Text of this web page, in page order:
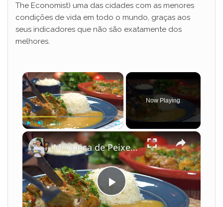
The Economist) uma das cidades com as menores
condições de vida em todo o mundo, graças aos
seus indicadores que não são exatamente dos
melhores.
×
Fullscreen
Now Playing
×
P
Moqueca de Peixe com Leite de Coco e Camarão